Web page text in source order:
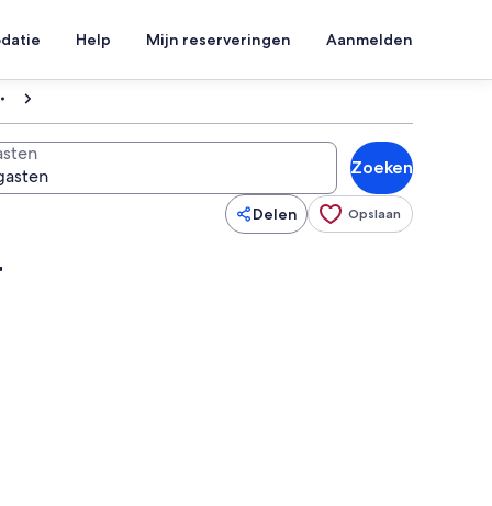
Help Mijn reserveringen Aanmelden
Zoeken
Delen Opslaan